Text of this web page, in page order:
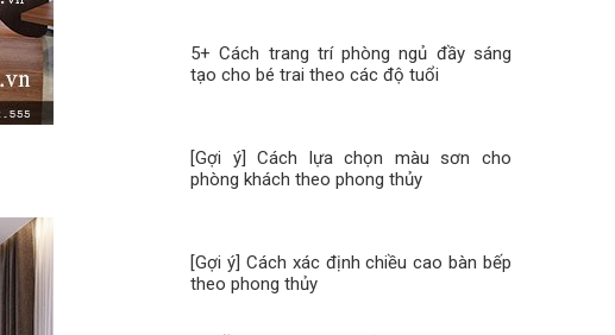
5+ Cách trang trí phòng ngủ đầy sáng
tạo cho bé trai theo các độ tuổi
[Gợi ý] Cách lựa chọn màu sơn cho
phòng khách theo phong thủy
[Gợi ý] Cách xác định chiều cao bàn bếp
theo phong thủy